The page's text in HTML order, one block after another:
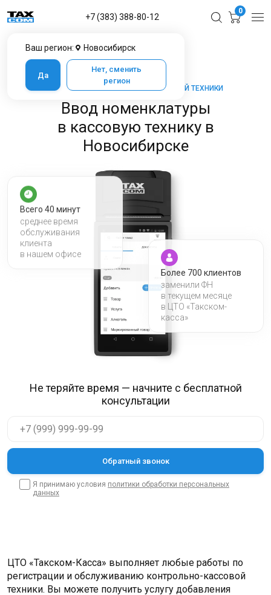
Ваш регион: Новосибирск
Да
Нет, сменить
регион
+7 (383) 388-80-12
0
Главная
Услуги ЦТО в Новосибирске
Ввод номенклатуры в кассовую технику
ТАКСКОМ-КАССА — МАРКЕТ КАССОВОЙ ТЕХНИКИ
Ввод номенклатуры
в кассовую технику в
Новосибирске
Не теряйте время — начните с бесплатной
консультации
Я принимаю условия политики обработки персональных
данных
Всего 40 минут
среднее время
обслуживания
клиента
в нашем офисе
Более 700 клиентов
заменили ФН
в текущем месяце
в ЦТО «Такском-
касса»
ЦТО «Такском-Касса» выполняет любые работы по
регистрации и обслуживанию контрольно-кассовой
техники. Вы можете получить услугу добавления